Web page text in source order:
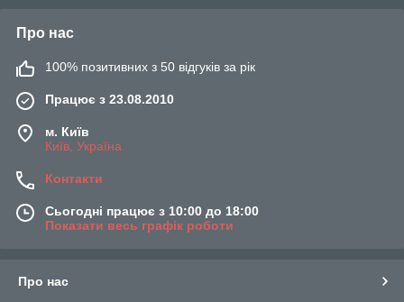
Про нас
100% позитивних з 50 відгуків за рік
Працює з 23.08.2010
м. Київ
Київ, Україна
Контакти
Сьогодні працює з 10:00 до 18:00
Показати весь графік роботи
Про нас